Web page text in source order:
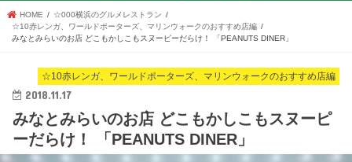
HOME
☆000横浜のグルメレストラン
☆10赤レンガ、ワールドポーターズ、マリンウォークのおすすめ店編
みなとみらいのお店 どこもかしこもスヌーピーだらけ！ 「PEANUTS DINER」
☆10赤レンガ、ワールドポーターズ、マリンウォークのおすすめ店編
2018.11.17
みなとみらいのお店 どこもかしこもスヌーピ
ーだらけ！ 「PEANUTS DINER」